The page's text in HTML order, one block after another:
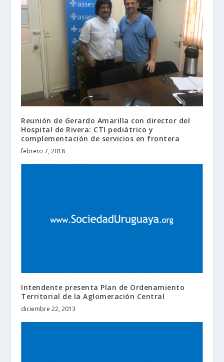
Reunión de Gerardo Amarilla con director del
Hospital de Rivera: CTI pediátrico y
complementación de servicios en frontera
febrero 7, 2018
Intendente presenta Plan de Ordenamiento
Territorial de la Aglomeración Central
diciembre 22, 2013